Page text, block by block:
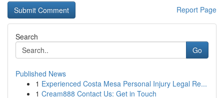
Report Page
Search
Go
Published News
1 Experienced Costa Mesa Personal Injury Legal Re...
1 Cream888 Contact Us: Get in Touch